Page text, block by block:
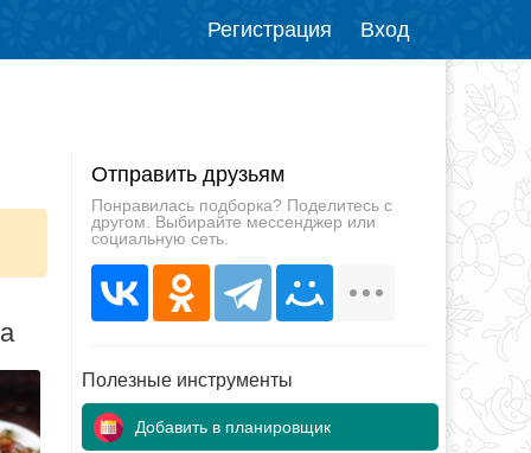
Регистрация Вход
Отправить друзьям
Понравилась подборка? Поделитесь с
другом. Выбирайте мессенджер или
социальную сеть.
Полезные инструменты
Добавить в планировщик